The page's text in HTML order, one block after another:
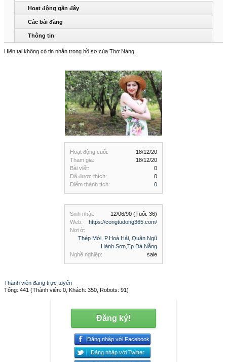
Hoạt động cuối:
18/12/20
Tham gia:
18/12/20
Bài viết:
0
Đã được thích:
0
Điểm thành tích:
0
Sinh nhật: 12/06/90 (Tuổi: 36)
Web:
https://congtudong365.com/
Nơi ở:
Thép Mới, P.Hoà Hải, Quận Ngũ
Hành Sơn,Tp Đà Nẵng
Nghề nghiệp:
sale
Hoạt động gần đây
Các bài đăng
Thông tin
Hiện tại không có tin nhắn trong hồ sơ của Thơ Nàng.
Thành viên đang trực tuyến
Tổng: 441 (Thành viên: 0, Khách: 350, Robots: 91)
Đăng ký!
Đăng nhập với Facebook
Đăng nhập với Twitter